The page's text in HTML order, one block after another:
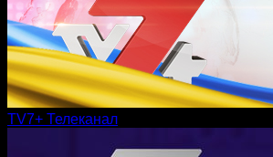
TV7+ Телеканал